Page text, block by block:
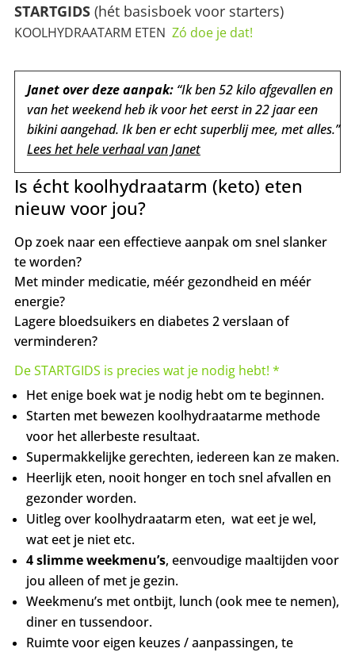
STARTGIDS(hét basisboek voor starters)
KOOLHYDRAATARM ETEN Zó doe je dat!
Janet over deze aanpak:“Ik ben 52 kilo afgevallen en
van het weekend heb ik voor het eerst in 22 jaar een
bikini aangehad. Ik ben er echt superblij mee, met alles.”
Lees het hele verhaal van Janet
Is écht koolhydraatarm (keto) eten
nieuw voor jou?
Op zoek naar een effectieve aanpak om snel slanker
te worden?
Met minder medicatie, méér gezondheid en méér
energie?
Lagere bloedsuikers en diabetes 2 verslaan of
verminderen?
De STARTGIDS is precies wat je nodig hebt! *
Het enige boek wat je nodig hebt om te beginnen.
Starten met bewezen koolhydraatarme methode
voor het allerbeste resultaat.
Supermakkelijke gerechten, iedereen kan ze maken.
Heerlijk eten, nooit honger en toch snel afvallen en
gezonder worden.
Uitleg over koolhydraatarm eten, wat eet je wel,
wat eet je niet etc.
4 slimme weekmenu’s, eenvoudige maaltijden voor
jou alleen of met je gezin.
Weekmenu’s met ontbijt, lunch (ook mee te nemen),
diner en tussendoor.
Ruimte voor eigen keuzes / aanpassingen, te